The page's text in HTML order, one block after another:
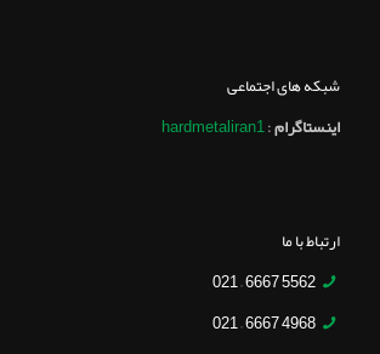
شبکه های اجتماعی
اینستاگرام:
hardmetaliran1
ارتباط با ما
5562 6667 – 021
4968 6667 – 021